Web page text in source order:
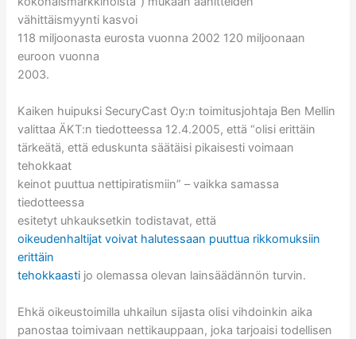
vähittäismyynti kasvoi
118 miljoonasta eurosta vuonna 2002 120 miljoonaan
euroon vuonna
2003.
Kaiken huipuksi SecuryCast Oy:n toimitusjohtaja Ben Mellin
valittaa ÄKT:n tiedotteessa 12.4.2005, että “olisi erittäin
tärkeätä, että eduskunta säätäisi pikaisesti voimaan
tehokkaat
keinot puuttua nettipiratismiin” – vaikka samassa
tiedotteessa
esitetyt uhkauksetkin todistavat, että
oikeudenhaltijat voivat halutessaan puuttua rikkomuksiin
erittäin
tehokkaasti jo olemassa olevan lainsäädännön turvin.
Ehkä oikeustoimilla uhkailun sijasta olisi vihdoinkin aika
panostaa toimivaan nettikauppaan, joka tarjoaisi todellisen